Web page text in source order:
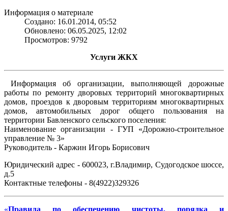
Информация о материале
Создано: 16.01.2014, 05:52
Обновлено: 06.05.2025, 12:02
Просмотров: 9792
Услуги ЖКХ
Информация об организации, выполняющей дорожные
работы по ремонту дворовых территорий многоквартирных
домов, проездов к дворовым территориям многоквартирных
домов, автомобильных дорог общего пользования на
территории Бавленского сельского поселения:
Наименование организации - ГУП «Дорожно-строительное
управление № 3»
Руководитель - Каржин Игорь Борисович
Юридический адрес - 600023, г.Владимир, Судогодское шоссе,
д.5
Контактные телефоны - 8(4922)329326
«Правила по обеспечению чистоты, порядка и